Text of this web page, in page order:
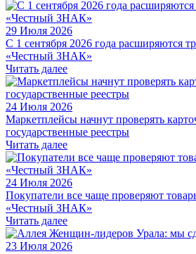
29 Июля 2026
С 1 сентября 2026 года расширяются
«Честный ЗНАК»
Читать далее
24 Июля 2026
Маркетплейсы начнут проверять
государственные реестры
Читать далее
24 Июля 2026
Покупатели все чаще проверяют
«Честный ЗНАК»
Читать далее
23 Июля 2026